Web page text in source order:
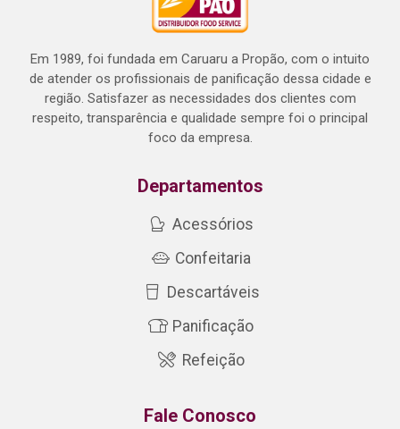
Em 1989, foi fundada em Caruaru a Propão, com o intuito
de atender os profissionais de panificação dessa cidade e
região. Satisfazer as necessidades dos clientes com
respeito, transparência e qualidade sempre foi o principal
foco da empresa.
Departamentos
Acessórios
Confeitaria
Descartáveis
Panificação
Refeição
Fale Conosco